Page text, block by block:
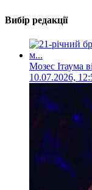
Вибір редакції
Мозес Ітаума
10.07.2026,